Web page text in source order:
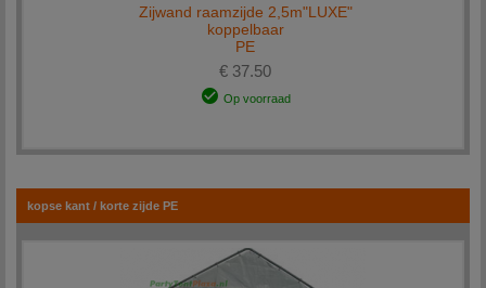
Zijwand raamzijde 2,5m"LUXE"
koppelbaar
PE
€ 37.50
Op voorraad
kopse kant / korte zijde PE